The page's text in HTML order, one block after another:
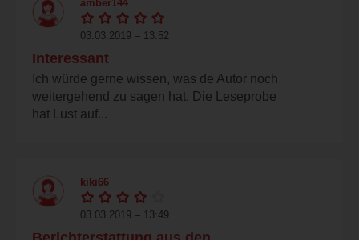
amber144
03.03.2019 – 13:52
Interessant
Ich würde gerne wissen, was de Autor noch
weitergehend zu sagen hat. Die Leseprobe
hat Lust auf...
kiki66
03.03.2019 – 13:49